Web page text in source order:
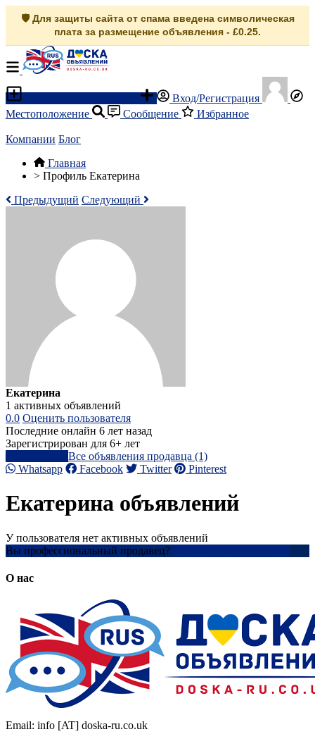
🛡️ Для защиты сайта от спама введена символическая
плата за размещение объявления - £0.25.
Вход/Регистрация
Местоположение
Сообщение Избранное
Компании Блог
Главная
> Профиль Екатерина
Предыдущий Следующий
Екатерина
1 активных объявлений
0.0 Оценить пользователя
Последние онлайн 6 лет назад
Зарегистрирован для 6+ лет
Все объявления продавца (1)
Whatsapp
Facebook Twitter Pinterest
Екатерина объявлений
У пользователя нет активных объявлений
Вы профессиональный продавец?
О нас
Email: info [AT] doska-ru.co.uk